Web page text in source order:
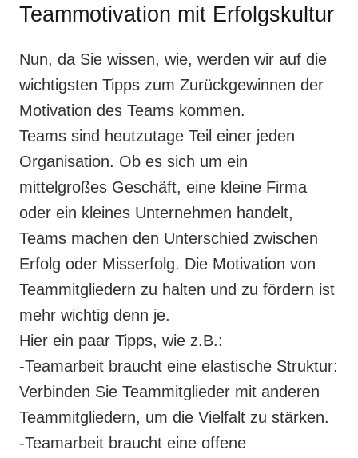
Teammotivation mit Erfolgskultur
Nun, da Sie wissen, wie, werden wir auf die
wichtigsten Tipps zum Zurückgewinnen der
Motivation des Teams kommen.
Teams sind heutzutage Teil einer jeden
Organisation. Ob es sich um ein
mittelgroßes Geschäft, eine kleine Firma
oder ein kleines Unternehmen handelt,
Teams machen den Unterschied zwischen
Erfolg oder Misserfolg. Die Motivation von
Teammitgliedern zu halten und zu fördern ist
mehr wichtig denn je.
Hier ein paar Tipps, wie z.B.:
-Teamarbeit braucht eine elastische Struktur:
Verbinden Sie Teammitglieder mit anderen
Teammitgliedern, um die Vielfalt zu stärken.
-Teamarbeit braucht eine offene